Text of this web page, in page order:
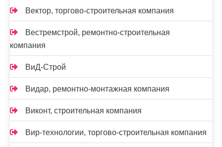
Вектор, торгово-строительная компания
Вестремстрой, ремонтно-строительная
компания
ВиД-Строй
Видар, ремонтно-монтажная компания
Виконт, строительная компания
Вир-технологии, торгово-строительная компания